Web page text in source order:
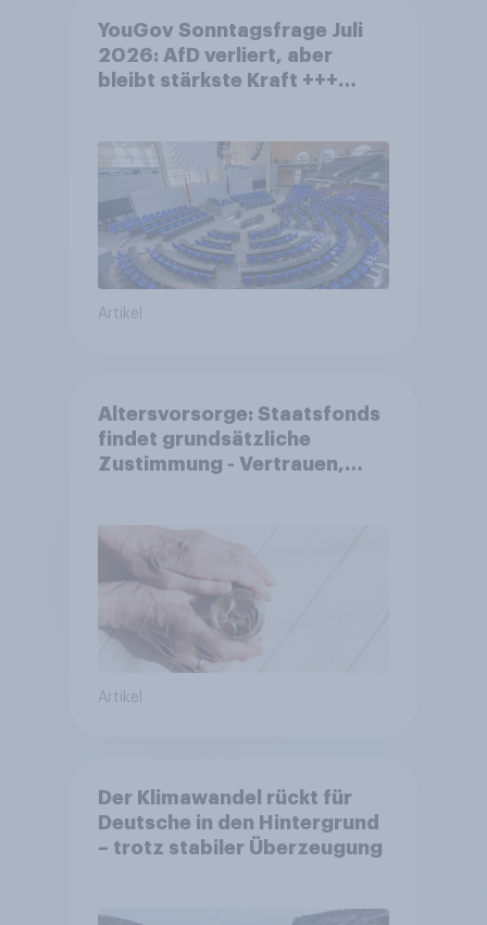
YouGov Sonntagsfrage Juli
2026: AfD verliert, aber
bleibt stärkste Kraft +++
Artikel
Altersvorsorge: Staatsfonds
findet grundsätzliche
Zustimmung - Vertrauen,
Akzeptanz
Artikel
Der Klimawandel rückt für
Deutsche in den Hintergrund
– trotz stabiler Überzeugung